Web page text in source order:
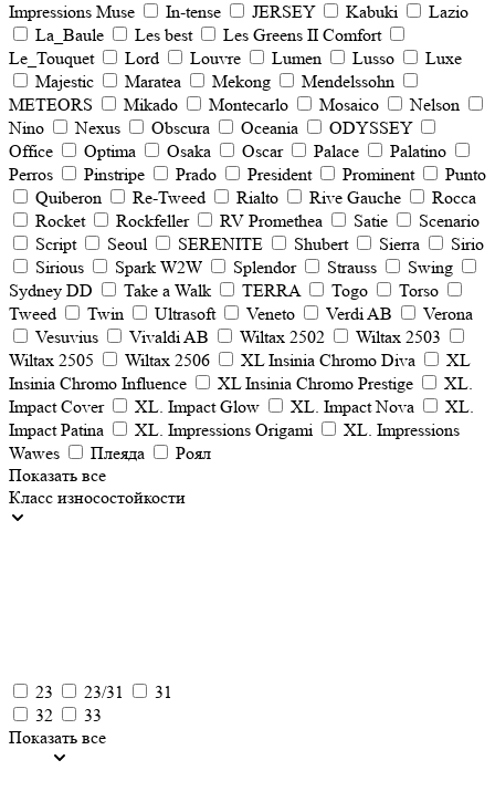
Impressions Muse
In-tense JERSEY Kabuki
Lazio
La_Baule
Les best
Les Greens II Comfort
Le_Touquet
Lord Louvre Lumen Lusso
Luxe
Majestic
Maratea Mekong
Mendelssohn
METEORS
Mikado Montecarlo Mosaico
Nelson
Nino
Nеxus Obscura Oceania
ODYSSEY
Office
Optima Osaka Oscar Palace
Palatino
Perros
Pinstripe Prado President Prominent
Punto
Quiberon
Re-Tweed Rialto Rive Gauche
Rocca
Rocket
Rockfeller RV Promethea Satie
Scenario
Script
Seoul SERENITE Shubert Sierra
Sirio
Sirious
Spark W2W Splendor Strauss
Swing
Sydney DD
Take a Walk TERRA Togo
Torso
Tweed
Twin Ultrasoft Veneto Verdi AB
Verona
Vesuvius
Vivaldi AB Wiltax 2502
Wiltax 2503
Wiltax 2505
Wiltax 2506 XL Insinia Chromo Diva
XL
Insinia Chromo Influence
XL Insinia Chromo Prestige
XL.
Impact Cover
XL. Impact Glow XL. Impact Nova
XL.
Impact Patina
XL. Impressions Origami
XL. Impressions
Wawes
Плеяда
Роял
Показать все
Класс износостойкости
23 23/31
31
32
33
Показать все